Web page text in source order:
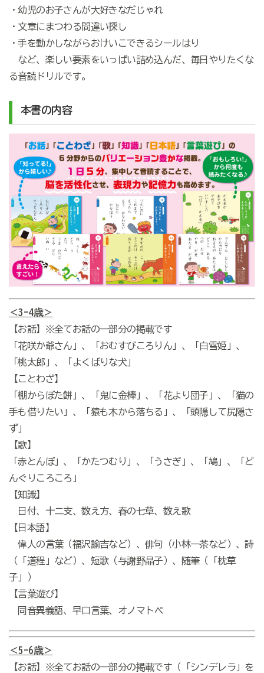
・幼児のお子さんが大好きなだじゃれ
・文章にまつわる間違い探し
・手を動かしながらおけいこできるシールはり
など、楽しい要素をいっぱい詰め込んだ、毎日やりたくな
る音読ドリルです。
本書の内容
＜3-4歳＞
【お話】※全てお話の一部分の掲載です
「花咲か爺さん」、「おむすびころりん」、「白雪姫」、
「桃太郎」、「よくばりな犬」
【ことわざ】
「棚からぼた餅」、「鬼に金棒」、「花より団子」、「猫の
手も借りたい」、「猿も木から落ちる」、「頭隠して尻隠さ
ず」
【歌】
「赤とんぼ」、「かたつむり」、「うさぎ」、「鳩」、「ど
んぐりころころ」
【知識】
日付、十二支、数え方、春の七草、数え歌
【日本語】
偉人の言葉（福沢諭吉など）、俳句（小林一茶など）、詩
（「道程」など）、短歌（与謝野晶子）、随筆（「枕草
子」）
【言葉遊び】
同音異義語、早口言葉、オノマトペ
＜5-6歳＞
【お話】※全てお話の一部分の掲載です（「シンデレラ」を